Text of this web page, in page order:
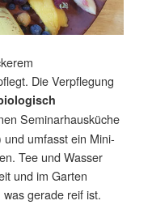
Die Verpflegung
Seminarhausküche
umfasst ein Mini-
Tee und Wasser
und im Garten
gerade reif ist.